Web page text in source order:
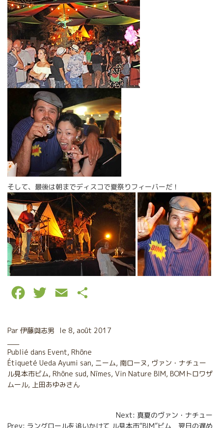
そして、最後は朝までディスコで夏祭りフィーバーだ！
c
b
i
t
e
a
l
r
a
Par 伊藤與志男 le 8, août 2017
Publié dans Event, Rhône
Étiqueté Ueda Ayumi san, ニーム, 南ローヌ, ヴァン・ナチュー
ル見本市ビム, Rhône sud, Nîmes, Vin Nature BIM, BOMトロワザ
ムール, 上田あゆみさん
Navigation
Prev: ラングロールを追いかけて
Next: 真夏のヴァン・ナチュー
ル見本市“BIM”ビム 翌日の遅め